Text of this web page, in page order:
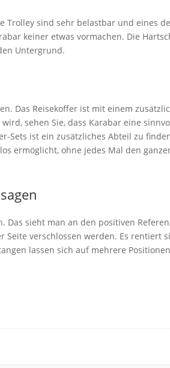
Trolley sind sehr belastbar und eines
keiner etwas vormachen. Die
Untergrund.
Das Reisekoffer ist mit einem
sehen Sie, dass Karabar eine
Sets ist ein zusätzliches Abteil zu
ermöglicht, ohne jedes Mal den
Das sieht man an den positiven
Seite verschlossen werden. Es rentiert
lassen sich auf mehrere Positionen